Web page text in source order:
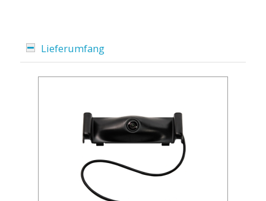
Lieferumfang